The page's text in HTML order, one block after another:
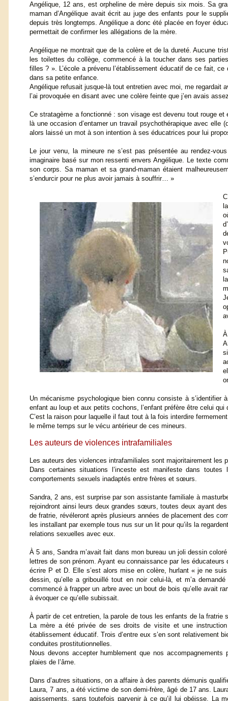
Angélique, 12 ans, est orpheline de mère depuis six mois. Sa
maman d’Angélique avait écrit au juge des enfants pour le
depuis très longtemps. Angélique a donc été placée en foyer
permettait de confirmer les allégations de la mère.
Angélique ne montrait que de la colère et de la dureté. Aucune
les toilettes du collège, commencé à la toucher dans ses
filles ? ». L’école a prévenu l’établissement éducatif de ce fait,
dans sa petite enfance.
Angélique refusait jusque-là tout entretien avec moi, me regardait
l’ai provoquée en disant avec une colère feinte que j’en avais
Ce stratagème a fonctionné : son visage est devenu tout rouge
là une occasion d’entamer un travail psychothérapique avec elle
alors laissé un mot à son intention à ses éducatrices pour lui
Le jour venu, la mineure ne s’est pas présentée au rendez-
imaginaire basé sur mon ressenti envers Angélique. Le texte
son corps. Sa maman et sa grand-maman étaient
s’endurcir pour ne plus avoir jamais à souffrir… »
Un mécanisme psychologique bien connu consiste à s’identifier
enfant au loup et aux petits cochons, l’enfant préfère être celui
C’est la raison pour laquelle il faut tout à la fois interdire
le même temps sur le vécu antérieur de ces mineurs.
Les auteurs de violences intrafamiliales
Les auteurs des violences intrafamiliales sont majoritairement
Dans certaines situations l’inceste est manifeste dans
comportements sexuels inadaptés entre frères et sœurs.
Sandra, 2 ans, est surprise par son assistante familiale à
rejoindront ainsi leurs deux grandes sœurs, toutes deux ayant
de fratrie, révéleront après plusieurs années de placement des
les installant par exemple tous nus sur un lit pour qu’ils la
relations sexuelles avec eux.
À 5 ans, Sandra m’avait fait dans mon bureau un joli dessin
lettres de son prénom. Ayant eu connaissance par les
écrire P et D. Elle s’est alors mise en colère, hurlant « je ne
dessin, qu’elle a gribouillé tout en noir celui-là, et m’a
commencé à frapper un arbre avec un bout de bois qu’elle avait
à évoquer ce qu’elle subissait.
À partir de cet entretien, la parole de tous les enfants de la fratrie
La mère a été privée de ses droits de visite et une
établissement éducatif. Trois d’entre eux s’en sont relativement
conduites prostitutionnelles.
Nous devons accepter humblement que nos
plaies de l’âme.
Dans d’autres situations, on a affaire à des parents démunis
Laura, 7 ans, a été victime de son demi-frère, âgé de 17 ans.
agissements, sans toutefois parvenir à ce qu’il lui obéisse. La